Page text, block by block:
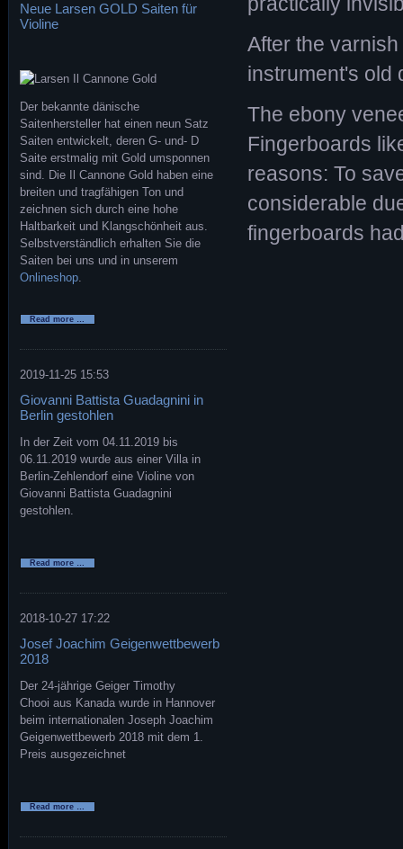
After the
instrument's old
The ebony
Fingerboards
reasons: To
considerable
fingerboards
Neue Larsen GOLD Saiten für
Violine
Der bekannte dänische
Saitenhersteller hat einen neun Satz
Saiten entwickelt, deren G- und- D
Saite erstmalig mit Gold umsponnen
sind. Die Il Cannone Gold haben eine
breiten und tragfähigen Ton und
zeichnen sich durch eine hohe
Haltbarkeit und Klangschönheit aus.
Selbstverständlich erhalten Sie die
Saiten bei uns und in unserem
Onlineshop.
Read more …
2019-11-25 15:53
Giovanni Battista Guadagnini in
Berlin gestohlen
In der Zeit vom 04.11.2019 bis
06.11.2019 wurde aus einer Villa in
Berlin-Zehlendorf eine Violine von
Giovanni Battista Guadagnini
gestohlen.
Read more …
2018-10-27 17:22
Josef Joachim Geigenwettbewerb
2018
Der 24-jährige Geiger Timothy
Chooi aus Kanada wurde in Hannover
beim internationalen Joseph Joachim
Geigenwettbewerb 2018 mit dem 1.
Preis ausgezeichnet
Read more …